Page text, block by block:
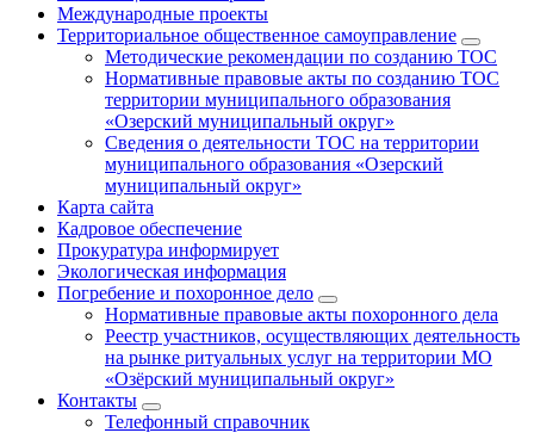
Международные проекты
Территориальное общественное самоуправление
Методические рекомендации по созданию ТОС
Нормативные правовые акты по созданию ТОС
территории муниципального образования
«Озерский муниципальный округ»
Сведения о деятельности ТОС на территории
муниципального образования «Озерский
муниципальный округ»
Карта сайта
Кадровое обеспечение
Прокуратура информирует
Экологическая информация
Погребение и похоронное дело
Нормативные правовые акты похоронного дела
Реестр участников, осуществляющих деятельность
на рынке ритуальных услуг на территории МО
«Озёрский муниципальный округ»
Контакты
Телефонный справочник